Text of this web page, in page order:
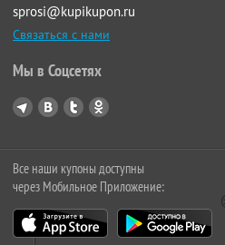
sprosi@kupikupon.ru
Связаться с нами
Мы в Соцсетях
Все наши купоны доступны
через Мобильное Приложение: